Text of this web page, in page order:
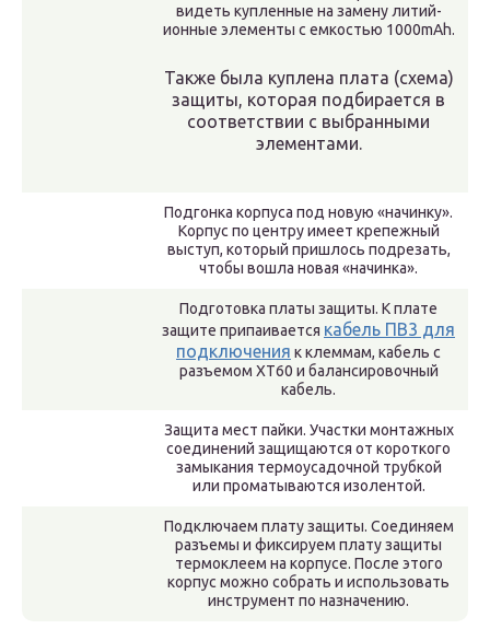
видеть купленные на замену литий-
ионные элементы с емкостью 1000mAh.
Также была куплена плата (схема)
защиты, которая подбирается в
соответствии с выбранными
элементами.
Подгонка корпуса под новую «начинку».
Корпус по центру имеет крепежный
выступ, который пришлось подрезать,
чтобы вошла новая «начинка».
Подготовка платы защиты. К плате
защите припаивается кабель ПВ3 для
подключения к клеммам, кабель с
разъемом XT60 и балансировочный
кабель.
Защита мест пайки. Участки монтажных
соединений защищаются от короткого
замыкания термоусадочной трубкой
или проматываются изолентой.
Подключаем плату защиты. Соединяем
разъемы и фиксируем плату защиты
термоклеем на корпусе. После этого
корпус можно собрать и использовать
инструмент по назначению.